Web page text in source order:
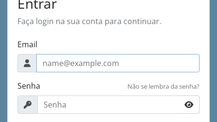
Faça login na sua conta para continuar.
Email
Senha Não se lembra da senha?